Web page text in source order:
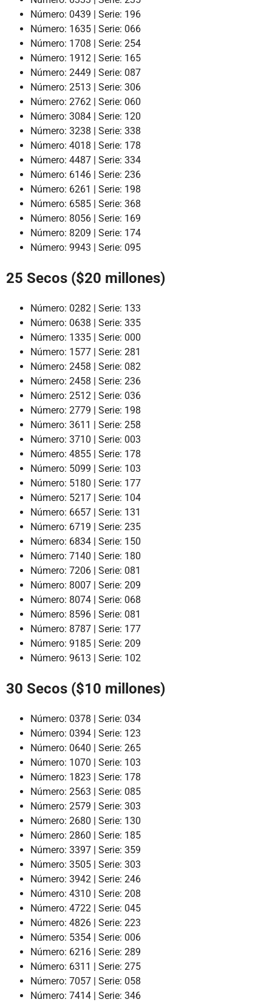
Número: 0439 | Serie: 196
Número: 1635 | Serie: 066
Número: 1708 | Serie: 254
Número: 1912 | Serie: 165
Número: 2449 | Serie: 087
Número: 2513 | Serie: 306
Número: 2762 | Serie: 060
Número: 3084 | Serie: 120
Número: 3238 | Serie: 338
Número: 4018 | Serie: 178
Número: 4487 | Serie: 334
Número: 6146 | Serie: 236
Número: 6261 | Serie: 198
Número: 6585 | Serie: 368
Número: 8056 | Serie: 169
Número: 8209 | Serie: 174
Número: 9943 | Serie: 095
25 Secos ($20 millones)
Número: 0282 | Serie: 133
Número: 0638 | Serie: 335
Número: 1335 | Serie: 000
Número: 1577 | Serie: 281
Número: 2458 | Serie: 082
Número: 2458 | Serie: 236
Número: 2512 | Serie: 036
Número: 2779 | Serie: 198
Número: 3611 | Serie: 258
Número: 3710 | Serie: 003
Número: 4855 | Serie: 178
Número: 5099 | Serie: 103
Número: 5180 | Serie: 177
Número: 5217 | Serie: 104
Número: 6657 | Serie: 131
Número: 6719 | Serie: 235
Número: 6834 | Serie: 150
Número: 7140 | Serie: 180
Número: 7206 | Serie: 081
Número: 8007 | Serie: 209
Número: 8074 | Serie: 068
Número: 8596 | Serie: 081
Número: 8787 | Serie: 177
Número: 9185 | Serie: 209
Número: 9613 | Serie: 102
30 Secos ($10 millones)
Número: 0378 | Serie: 034
Número: 0394 | Serie: 123
Número: 0640 | Serie: 265
Número: 1070 | Serie: 103
Número: 1823 | Serie: 178
Número: 2563 | Serie: 085
Número: 2579 | Serie: 303
Número: 2680 | Serie: 130
Número: 2860 | Serie: 185
Número: 3397 | Serie: 359
Número: 3505 | Serie: 303
Número: 3942 | Serie: 246
Número: 4310 | Serie: 208
Número: 4722 | Serie: 045
Número: 4826 | Serie: 223
Número: 5354 | Serie: 006
Número: 6216 | Serie: 289
Número: 6311 | Serie: 275
Número: 7057 | Serie: 058
Número: 7414 | Serie: 346